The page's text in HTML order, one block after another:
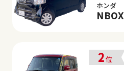
ホンダ
NBOX
2位